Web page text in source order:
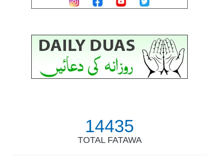
14435
TOTAL FATAWA